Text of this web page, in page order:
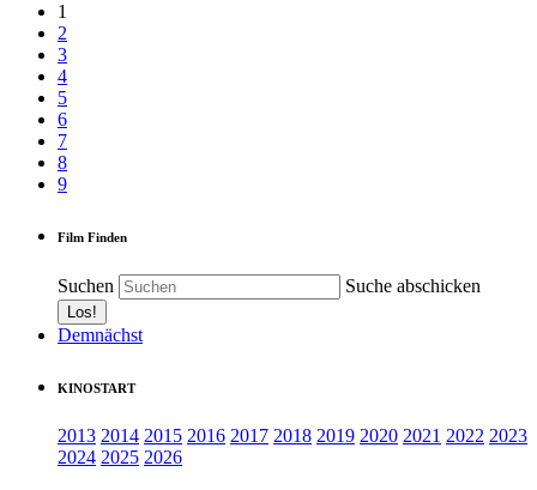
1
2
3
4
5
6
7
8
9
Film Finden
Suchen Suche abschicken
Demnächst
KINOSTART
2013 2014 2015 2016 2017 2018 2019 2020 2021 2022 2023
2024 2025 2026